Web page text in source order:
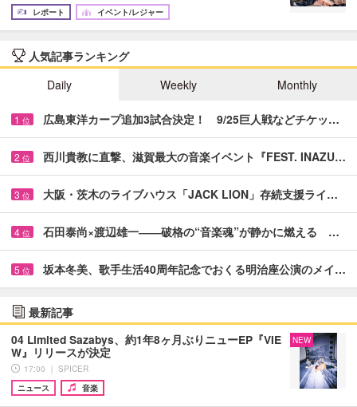
レポート
イベント/レジャー
人気記事ランキング
Daily
Weekly Monthly
1 位 広島東洋カープ追加3試合決定！ 9/25巨人戦などチケッ…
2 位 西川貴教に直撃、滋賀最大の音楽イベント『FEST. INAZU…
3 位 大阪・茨木のライブハウス「JACK LION」存続支援ライ…
4 位 石田泰尚×渡辺雄一――破格の“音楽魂”が静かに燃える …
5 位 坂本冬美、歌手生活40周年記念でおくる明治座公演のメイ…
最新記事
04 Limited Sazabys、約1年8ヶ月ぶりニューEP『VIE
W』リリースが決定
17:00 ｜ SPICER
ニュース
音楽
NEW